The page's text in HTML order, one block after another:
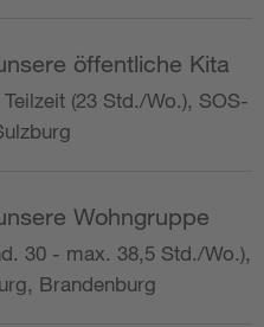
öffentliche Kita
(23 Std./Wo.), SOS-
Wohngruppe
30 - max. 38,5 Std./Wo.),
Brandenburg